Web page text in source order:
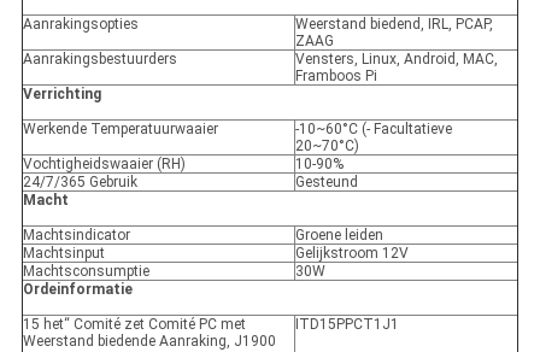
Aanrakingsopties
Weerstand biedend, IRL, PCAP,
ZAAG
Aanrakingsbestuurders
Vensters, Linux, Android, MAC,
Framboos Pi
Verrichting
Werkende Temperatuurwaaier
-10~60°C (- Facultatieve
20~70°C)
Vochtigheidswaaier (RH)
10-90%
24/7/365 Gebruik
Gesteund
Macht
Machtsindicator
Groene leiden
Machtsinput
Gelijkstroom 12V
Machtsconsumptie
30W
Ordeinformatie
15 het“ Comité zet Comité PC met
Weerstand biedende Aanraking, J1900
ITD15PPCT1J1